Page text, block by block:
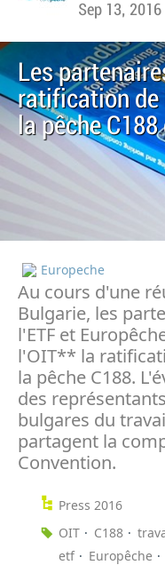
Sep 13,
Les
ratification de
la pêche
Europeche
Au cours d'une
Bulgarie, les
l'ETF et
l'OIT** la
la pêche C188.
des
bulgares du
partagent la
Convention.
Press 2016
OIT
C188
etf
Europêche